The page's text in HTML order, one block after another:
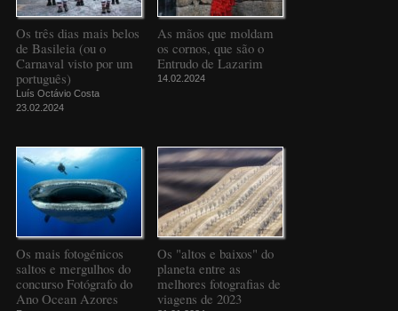
Os três dias mais belos
de Basileia (ou o
Carnaval visto por um
português)
Luís Octávio Costa
23.02.2024
As mãos que moldam
os cornos, que são o
Entrudo de Lazarim
14.02.2024
Os mais fotogénicos
saltos e mergulhos do
concurso Fotógrafo do
Ano Ocean Azores
Os "altos e baixos" do
planeta entre as
melhores fotografias de
viagens de 2023